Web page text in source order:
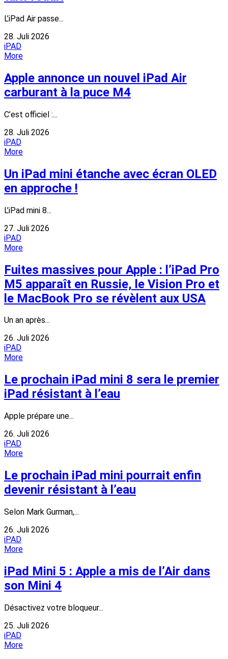
L’iPad Air passe...
28. Juli 2026
iPAD
More
Apple annonce un nouvel iPad Air
carburant à la puce M4
C’est officiel :...
28. Juli 2026
iPAD
More
Un iPad mini étanche avec écran OLED
en approche !
L’iPad mini 8...
27. Juli 2026
iPAD
More
Fuites massives pour Apple : l’iPad Pro
M5 apparaît en Russie, le Vision Pro et
le MacBook Pro se révèlent aux USA
Un an après...
26. Juli 2026
iPAD
More
Le prochain iPad mini 8 sera le premier
iPad résistant à l’eau
Apple prépare une...
26. Juli 2026
iPAD
More
Le prochain iPad mini pourrait enfin
devenir résistant à l’eau
Selon Mark Gurman,...
26. Juli 2026
iPAD
More
iPad Mini 5 : Apple a mis de l’Air dans
son Mini 4
Désactivez votre bloqueur...
25. Juli 2026
iPAD
More